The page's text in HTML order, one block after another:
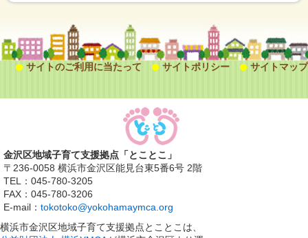
サイトのご利用に当たって サイトポリシー サイトマップ
金沢区地域子育て支援拠点「とことこ」
〒236-0058 横浜市金沢区能見台東5番6号 2階
TEL：045-780-3205
FAX：045-780-3206
E-mail： tokotoko@yokohamaymca.org
横浜市金沢区地域子育て支援拠点とことこは、